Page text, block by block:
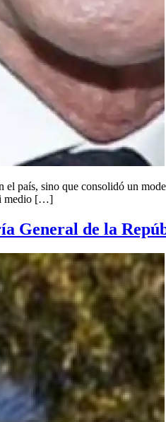
país, sino que consolidó un
medio […]
General de la